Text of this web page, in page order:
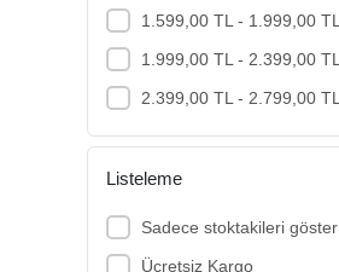
1.599,00 TL - 1.999,00 TL
1.999,00 TL - 2.399,00 TL
2.399,00 TL - 2.799,00 TL
Listeleme
Sadece stoktakileri göster
Ücretsiz Kargo